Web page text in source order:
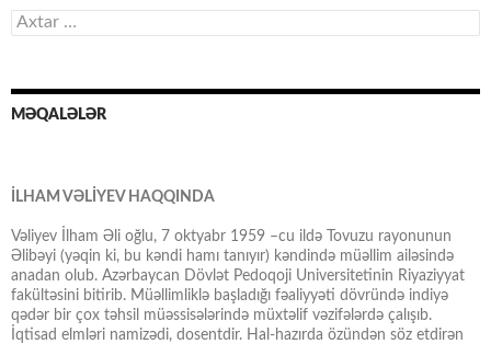
Axtarış:
MƏQALƏLƏR
İLHAM VƏLİYEV HAQQINDA
Vəliyev İlham Əli oğlu, 7 oktyabr 1959 –cu ildə Tovuzu rayonunun
Əlibəyi (yəqin ki, bu kəndi hamı tanıyır) kəndində müəllim ailəsində
anadan olub. Azərbaycan Dövlət Pedoqoji Universitetinin Riyaziyyat
fakültəsini bitirib. Müəllimliklə başladığı fəaliyyəti dövründə indiyə
qədər bir çox təhsil müəssisələrində müxtəlif vəzifələrdə çalışıb.
İqtisad elmləri namizədi, dosentdir. Hal-hazırda özündən söz etdirən